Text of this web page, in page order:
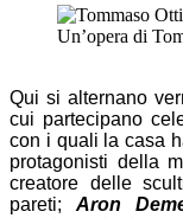
Un’opera di
Qui si alternano
cui partecipano
con i quali la casa
protagonisti della
creatore delle
pareti;Aron